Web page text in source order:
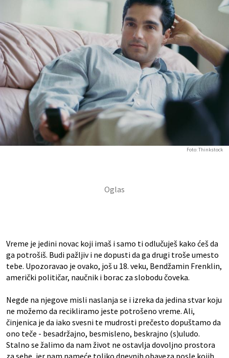
Foto: Thinkstock
Vreme je jedini novac koji imaš i samo ti odlučuješ kako ćeš da
ga potrošiš. Budi pažljiv i ne dopusti da ga drugi troše umesto
tebe. Upozoravao je ovako, još u 18. veku, Bendžamin Frenklin,
američki političar, naučnik i borac za slobodu čoveka.
Negde na njegove misli naslanja se i izreka da jedina stvar koju
ne možemo da recikliramo jeste potrošeno vreme. Ali,
činjenica je da iako svesni te mudrosti prečesto dopuštamo da
ono teče - besadržajno, besmisleno, beskrajno (s)uludo.
Stalno se žalimo da nam život ne ostavlja dovoljno prostora